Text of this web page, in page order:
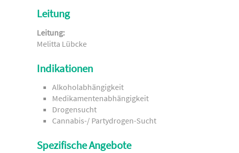
Leitung
Leitung:
Melitta Lübcke
Indikationen
Alkoholabhängigkeit
Medikamentenabhängigkeit
Drogensucht
Cannabis-/ Partydrogen-Sucht
Spezifische Angebote